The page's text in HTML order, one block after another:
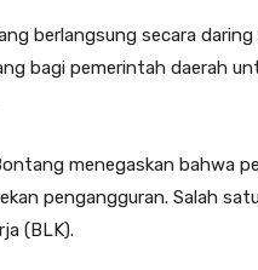
berlangsung secara
bagi pemerintah daerah
menegaskan bahwa
pengangguran. Salah
(BLK).